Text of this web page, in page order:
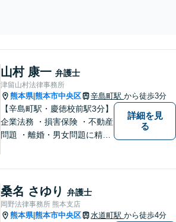
山村 康一 弁護士
津留山村法律事務所
熊本県|熊本市中央区 辛島町駅 から徒歩3分
【辛島町駅・慶徳校前駅3分】
企業法務 ・損害保険 ・不動産
問題 ・離婚・男女問題に精通
詳細を見
る
桑名 さゆり 弁護士
岡野法律事務所 熊本支店
熊本県|熊本市中央区 水道町駅 から徒歩4分